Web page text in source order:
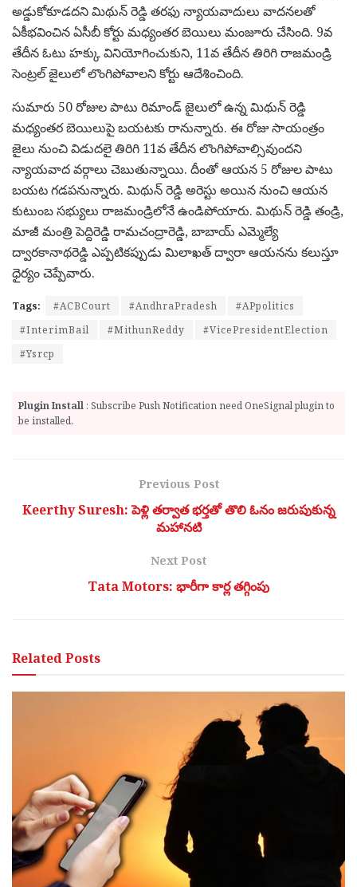
అడ్డుకోకూడదని మిథున్ రెడ్డి తరఫు న్యాయవాదులు వాదనలతో
ఏకీభవించిన ఏసీబీ కోర్టు మధ్యంతర బెయిలు మంజూరు చేసింది. 9వ
తేదీన ఓటు హక్కు వినియోగించుకుని, 11వ తేదీన తిరిగి రాజమండ్రి
సెంట్రల్ జైలులో లొంగిపోవాలని కోర్టు ఆదేశించింది.
సుమారు 50 రోజుల పాటు రిమాండ్ జైలులో ఉన్న మిథున్ రెడ్డి
మధ్యంతర బెయిలుపై బయటకు రానున్నారు. ఈ రోజు సాయంత్రం
జైలు నుంచి విడుదలై తిరిగి 11వ తేదీన లొంగిపోవాల్సివుందని
న్యాయవాద వర్గాలు చెబుతున్నాయి. దీంతో ఆయన 5 రోజుల పాటు
బయట గడపనున్నారు. మిథున్ రెడ్డి అరెస్టు అయిన నుంచి ఆయన
కుటుంబ సభ్యులు రాజమండ్రిలోనే ఉండిపోయారు. మిథున్ రెడ్డి తండ్రి,
మాజీ మంత్రి పెద్దిరెడ్డి రామచంద్రారెడ్డి, బాబాయ్ ఎమ్మెల్యే
ద్వారకానాథరెడ్డి ఎప్పటికప్పుడు మిలాఖత్ ద్వారా ఆయనను కలుస్తూ
ధైర్యం చెప్పేవారు.
Tags: #ACBCourt #AndhraPradesh
#APpolitics
#InterimBail
#MithunReddy
#VicePresidentElection
#Ysrcp
Plugin Install : Subscribe Push Notification need OneSignal plugin to
be installed.
Previous Post
Keerthy Suresh: పెళ్లి తర్వాత భర్తతో తొలి ఓనం జరుపుకున్న
మహానటి
Next Post
Tata Motors: భారీగా కార్ల తగ్గింపు
RelatedPosts